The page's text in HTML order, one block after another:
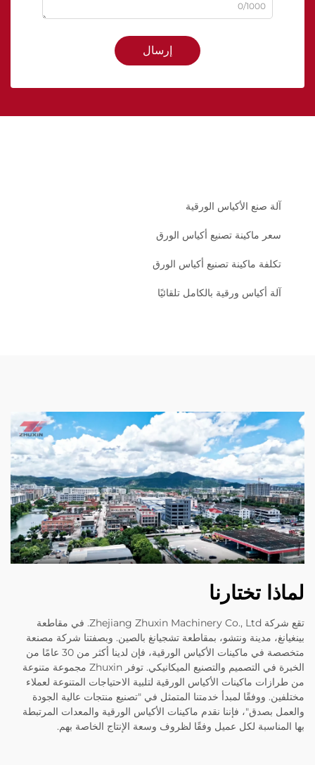
0/1000
إرسال
آلة صنع الأكياس الورقية
سعر ماكينة تصنيع أكياس الورق
تكلفة ماكينة تصنيع أكياس الورق
آلة أكياس ورقية بالكامل تلقائيًا
لماذا تختارنا
تقع شركة Zhejiang Zhuxin Machinery Co., Ltd. في مقاطعة
بينغيانغ، مدينة ونتشو، بمقاطعة تشجيانغ بالصين. وبصفتنا شركة مصنعة
متخصصة في ماكينات الأكياس الورقية، فإن لدينا أكثر من 30 عامًا من
الخبرة في التصميم والتصنيع الميكانيكي. توفر Zhuxin مجموعة متنوعة
من طرازات ماكينات الأكياس الورقية لتلبية الاحتياجات المتنوعة لعملاء
مختلفين. ووفقًا لمبدأ خدمتنا المتمثل في "تصنيع منتجات عالية الجودة
والعمل بصدق"، فإننا نقدم ماكينات الأكياس الورقية والمعدات المرتبطة
بها المناسبة لكل عميل وفقًا لظروف وسعة الإنتاج الخاصة بهم.